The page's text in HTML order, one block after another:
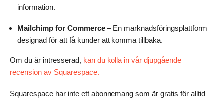
information.
Mailchimp for Commerce – En marknadsföringsplattform
designad för att få kunder att komma tillbaka.
Om du är intresserad, kan du kolla in vår djupgående
recension av Squarespace.
Squarespace har inte ett abonnemang som är gratis för alltid